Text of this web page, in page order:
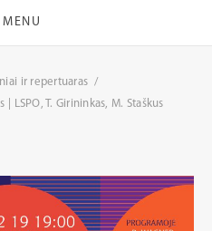
MENU
ir repertuaras
LSPO, T. Girininkas, M. Staškus